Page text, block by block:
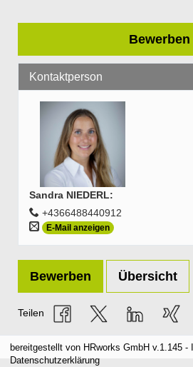
Bewerben
Kontaktperson
Sandra NIEDERL:
+4366488440912
E-Mail anzeigen
Bewerben Übersicht
Teilen
bereitgestellt von HRworks GmbH v.1.145 -
Datenschutzerklärung